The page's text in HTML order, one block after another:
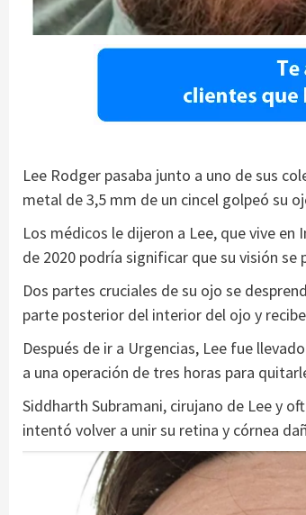
Lee Rodger pasaba junto a uno de sus
metal de 3,5 mm de un cincel golpeó su
Los médicos le dijeron a Lee, que vive
de 2020 podría significar que su visión se
Dos partes cruciales de su ojo se
parte posterior del interior del ojo y
Después de ir a Urgencias, Lee fue
a una operación de tres horas para
Siddharth Subramani, cirujano de Lee y
intentó volver a unir su retina y córnea